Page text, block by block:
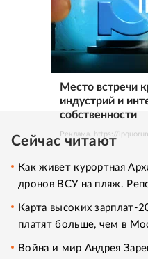
Место встречи
индустрий и
собственности
Реклама. https://
Сейчас читают
Как живет курортная
дронов ВСУ на пляж.
Карта высоких зарплат-
платят больше, чем в
Война и мир Андрея